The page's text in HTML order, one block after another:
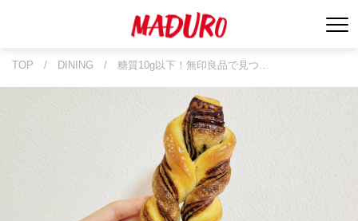
TOP / DINING / 糖質10g以下！無印良品で見つ…